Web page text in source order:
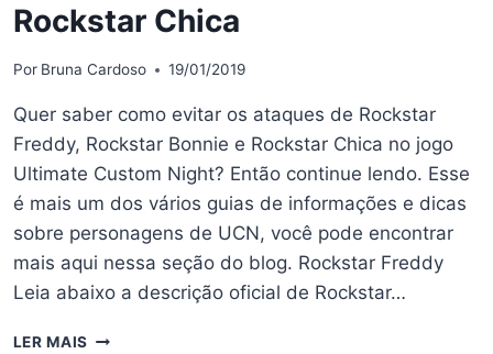
Rockstar Chica
Por Bruna Cardoso 19/01/2019
Quer saber como evitar os ataques de Rockstar
Freddy, Rockstar Bonnie e Rockstar Chica no jogo
Ultimate Custom Night? Então continue lendo. Esse
é mais um dos vários guias de informações e dicas
sobre personagens de UCN, você pode encontrar
mais aqui nessa seção do blog. Rockstar Freddy
Leia abaixo a descrição oficial de Rockstar…
LER MAIS UCN